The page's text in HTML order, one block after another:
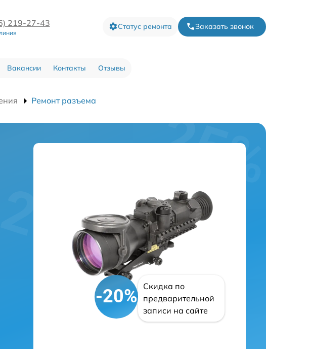
219-27-43 Статус ремонта Заказать звонок
Вакансии Контакты Отзывы
Ремонт разъема
-20%
Скидка по
предварительной
записи на сайте